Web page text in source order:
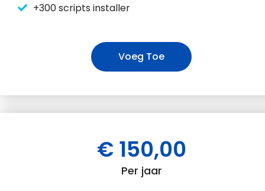
+300 scripts installer
Voeg Toe
€ 150,00
Per jaar